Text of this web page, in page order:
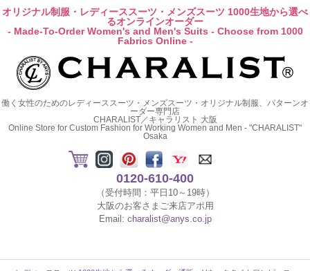
オリジナル制服・レディーススーツ・メンズスーツ 1000生地から選べ
るオンラインオーダー
- Made-To-Order Women's and Men's Suits - Choose from 1000
Fabrics Online -
働く女性のためのレディーススーツ・メンズスーツ・オリジナル制服、パターンオ
ーダー専門店
CHARALIST／キャラリスト 大阪
Online Store for Custom Fashion for Working Women and Men - "CHARALIST"
Osaka
0120-610-400
（受付時間：平日10～19時）
大阪のお客さまご来店アポ用
Email: charalist@anys.co.jp